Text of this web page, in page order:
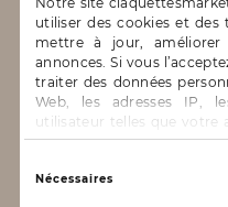
utiliser des cookies et des
mettre à jour, améliorer
annonces. Si vous
traiter des données
Web, les adresses IP,
utilisateur telles que votre
Vous avez le choix
utilisations, de «
de sélectionner vos
Nécessaires
CONTACT & AIDE
FAQ
Nous contacter
INFORMATIONS